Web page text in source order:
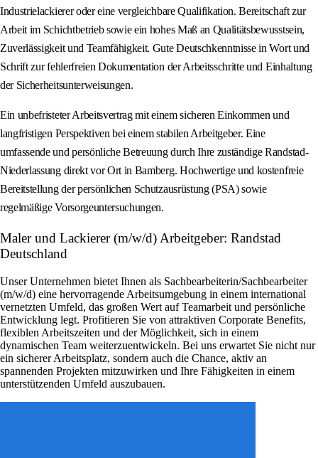
Industrielackierer oder eine vergleichbare Qualifikation. Bereitschaft zur
Arbeit im Schichtbetrieb sowie ein hohes Maß an Qualitätsbewusstsein,
Zuverlässigkeit und Teamfähigkeit. Gute Deutschkenntnisse in Wort und
Schrift zur fehlerfreien Dokumentation der Arbeitsschritte und Einhaltung
der Sicherheitsunterweisungen.
Ein unbefristeter Arbeitsvertrag mit einem sicheren Einkommen und
langfristigen Perspektiven bei einem stabilen Arbeitgeber. Eine
umfassende und persönliche Betreuung durch Ihre zuständige Randstad-
Niederlassung direkt vor Ort in Bamberg. Hochwertige und kostenfreie
Bereitstellung der persönlichen Schutzausrüstung (PSA) sowie
regelmäßige Vorsorgeuntersuchungen.
Maler und Lackierer (m/w/d) Arbeitgeber: Randstad
Deutschland
Unser Unternehmen bietet Ihnen als Sachbearbeiterin/Sachbearbeiter
(m/w/d) eine hervorragende Arbeitsumgebung in einem international
vernetzten Umfeld, das großen Wert auf Teamarbeit und persönliche
Entwicklung legt. Profitieren Sie von attraktiven Corporate Benefits,
flexiblen Arbeitszeiten und der Möglichkeit, sich in einem
dynamischen Team weiterzuentwickeln. Bei uns erwartet Sie nicht nur
ein sicherer Arbeitsplatz, sondern auch die Chance, aktiv an
spannenden Projekten mitzuwirken und Ihre Fähigkeiten in einem
unterstützenden Umfeld auszubauen.